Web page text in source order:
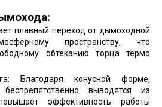
плавный переход от дымоходной
пространству, что
обтеканию торца термо
Благодаря конусной форме,
выводятся из
эффективность работы